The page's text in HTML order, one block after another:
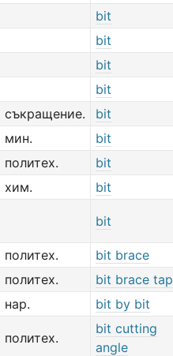
bit
bit
bit
bit
съкращение.
bit
мин.
bit
политех.
bit
хим.
bit
bit
политех.
bit brace
политех.
bit brace tap
нар.
bit by bit
политех.
bit cutting
angle